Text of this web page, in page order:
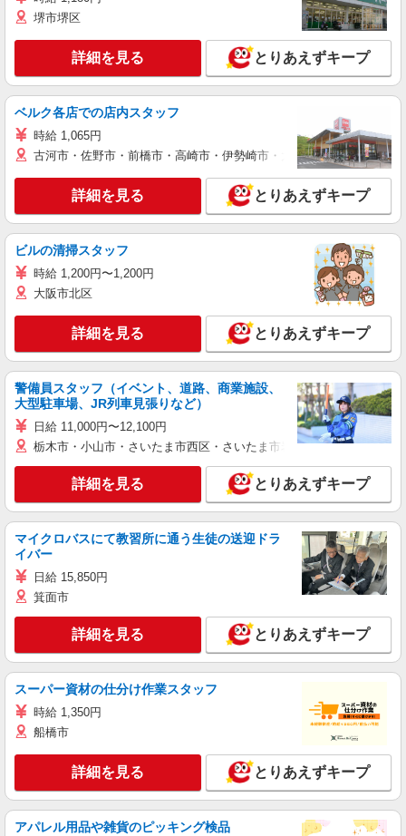
堺市堺区
詳細を見る とりあえずキープ
ベルク各店での店内スタッフ
時給 1,065円
古河市・佐野市・前橋市・高崎市・伊勢崎市・太田市・館林市・藤
詳細を見る とりあえずキープ
ビルの清掃スタッフ
時給 1,200円〜1,200円
大阪市北区
詳細を見る とりあえずキープ
警備員スタッフ（イベント、道路、商業施設、
大型駐車場、JR列車見張りなど）
日給 11,000円〜12,100円
栃木市・小山市・さいたま市西区・さいたま市岩槻区・久喜市・蓮田
詳細を見る とりあえずキープ
マイクロバスにて教習所に通う生徒の送迎ドラ
イバー
日給 15,850円
箕面市
詳細を見る とりあえずキープ
スーパー資材の仕分け作業スタッフ
時給 1,350円
船橋市
詳細を見る とりあえずキープ
アパレル用品や雑貨のピッキング検品